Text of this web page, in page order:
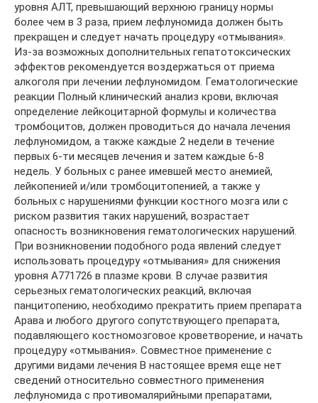
уровня АЛТ, превышающий верхнюю границу нормы
более чем в 3 раза, прием лефлуномида должен быть
прекращен и следует начать процедуру «отмывания».
Из-за возможных дополнительных гепатотоксических
эффектов рекомендуется воздержаться от приема
алкоголя при лечении лефлуномидом. Гематологические
реакции Полный клинический анализ крови, включая
определение лейкоцитарной формулы и количества
тромбоцитов, должен проводиться до начала лечения
лефлуномидом, а также каждые 2 недели в течение
первых 6-ти месяцев лечения и затем каждые 6-8
недель. У больных с ранее имевшей место анемией,
лейкопенией и/или тромбоцитопенией, а также у
больных с нарушениями функции костного мозга или с
риском развития таких нарушений, возрастает
опасность возникновения гематологических нарушений.
При возникновении подобного рода явлений следует
использовать процедуру «отмывания» для снижения
уровня А771726 в плазме крови. В случае развития
серьезных гематологических реакций, включая
панцитопению, необходимо прекратить прием препарата
Арава и любого другого сопутствующего препарата,
подавляющего костномозговое кроветворение, и начать
процедуру «отмывания». Совместное применение с
другими видами лечения В настоящее время еще нет
сведений относительно совместного применения
лефлуномида с противомалярийными препаратами,